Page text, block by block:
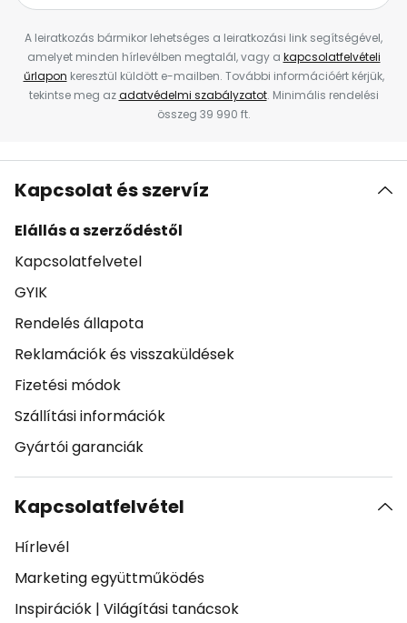
A leiratkozás bármikor lehetséges a leiratkozási link segítségével,
amelyet minden hírlevélben megtalál, vagy a kapcsolatfelvételi
űrlapon keresztül küldött e-mailben. További információért kérjük,
tekintse meg azadatvédelmi szabályzatot. Minimális rendelési
összeg 39 990 ft.
Kapcsolat és szervíz
Elállás a szerződéstől
Kapcsolatfelvetel
GYIK
Rendelés állapota
Reklamációk és visszaküldések
Fizetési módok
Szállítási információk
Gyártói garanciák
Kapcsolatfelvétel
Hírlevél
Marketing együttműködés
Inspirációk | Világítási tanácsok